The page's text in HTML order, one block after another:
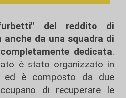
del reddito di
da una squadra di
dedicata.
è stato organizzato in
ed è composto da due
di recuperare le